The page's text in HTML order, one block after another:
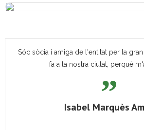
Sóc sòcia i amiga de l'entitat per la
fa a la nostra ciutat, perquè
Isabel Marquès